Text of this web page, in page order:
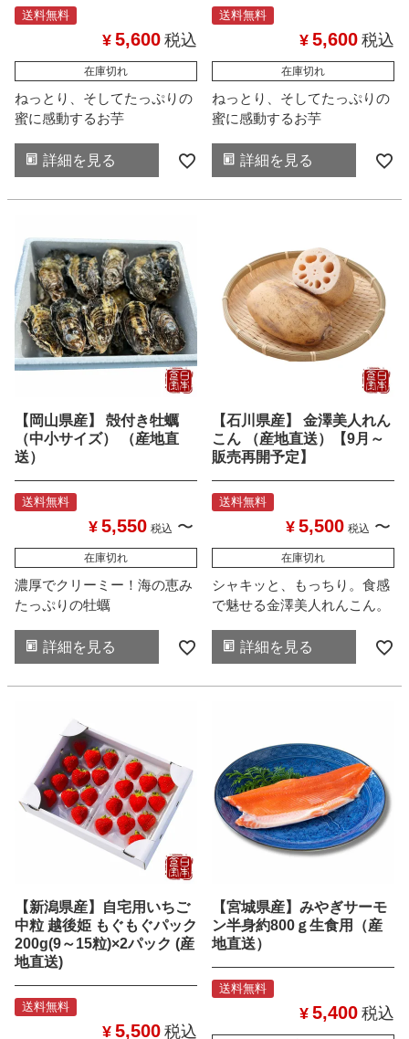
送料無料
¥ 5,600 税込
在庫切れ
ねっとり、そしてたっぷりの
蜜に感動するお芋
詳細を見る
送料無料
¥ 5,600 税込
在庫切れ
ねっとり、そしてたっぷりの
蜜に感動するお芋
詳細を見る
【岡山県産】 殻付き牡蠣
（中小サイズ） （産地直
送）
送料無料
¥ 5,550 税込 〜
在庫切れ
濃厚でクリーミー！海の恵み
たっぷりの牡蠣
詳細を見る
【石川県産】 金澤美人れん
こん （産地直送）【9月～
販売再開予定】
送料無料
¥ 5,500 税込 〜
在庫切れ
シャキッと、もっちり。食感
で魅せる金澤美人れんこん。
詳細を見る
【新潟県産】自宅用いちご
中粒 越後姫 もぐもぐパック
200g(9～15粒)×2パック (産
地直送)
送料無料
¥ 5,500 税込
【宮城県産】みやぎサーモ
ン半身約800ｇ生食用（産
地直送）
送料無料
¥ 5,400 税込